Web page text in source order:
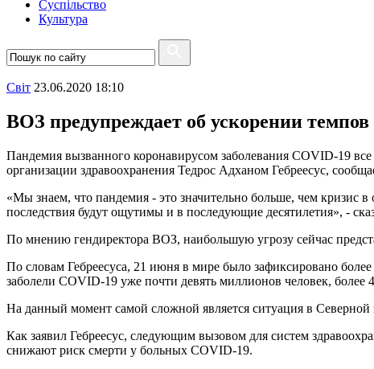
Суспiльство
Культура
Свiт 23.06.2020 18:10
ВОЗ предупреждает об ускорении
Пандемия вызванного коронавирусом заболевания COVID-19
организации здравоохранения Тедрос Адханом Гебреесус,
«Мы знаем, что пандемия - это значительно больше, чем кризис
последствия будут ощутимы и в последующие десятилетия», -
По мнению гендиректора ВОЗ, наибольшую угрозу сейчас
По словам Гебреесуса, 21 июня в мире было зафиксировано
заболели COVID-19 уже почти девять миллионов человек, более
На данный момент самой сложной является ситуация в
Как заявил Гебреесус, следующим вызовом для систем
снижают риск смерти у больных COVID-19.